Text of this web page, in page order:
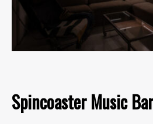
Spincoaster Music